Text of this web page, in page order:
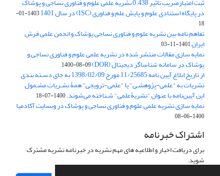
در پایگاه استنادی علوم و پایش علم و فناوری (ISC) در سال 1401
1403-01-
18
تفاهم نامه بین نشریه علوم و فناوری نساجی پوشاک و انجمن علمی فرش
ایران1401-11-03
نمایه سازی مقالات منتشر شده در نشریه علمی علوم و فناوری نساجی و
پوشاک در سامانه شناساگر دیجیتال (DOR) 1400-08-09
از تاریخ ابلاغ آیین نامه 11/25685 مورخ 1398/02/09 به جای دسـته بندی
نشریات به "علمی-پژوهشـی" یا "علمی-ترویجی" همۀ نشـریاتِ مشـمول
این آیین‌نامه با عنوان "نشریۀعلمی" شـناخته می‌شوند.1400-07-18
نمایه سازی نشریه علمی علوم و فناوری نساجی و پوشاک در وبسایت آکادمیا
1400-06-08
اشتراک خبرنامه
برای دریافت اخبار و اطلاعیه های مهم نشریه در خبرنامه نشریه مشترک
شوید.